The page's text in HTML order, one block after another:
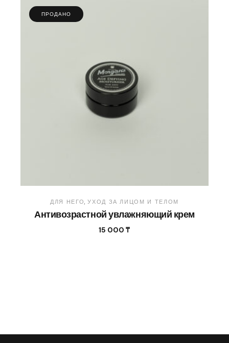
ПРОДАНО
ДЛЯ НЕГО УХОД ЗА ЛИЦОМ И ТЕЛОМ
Антивозрастной увлажняющий крем
15 000₸